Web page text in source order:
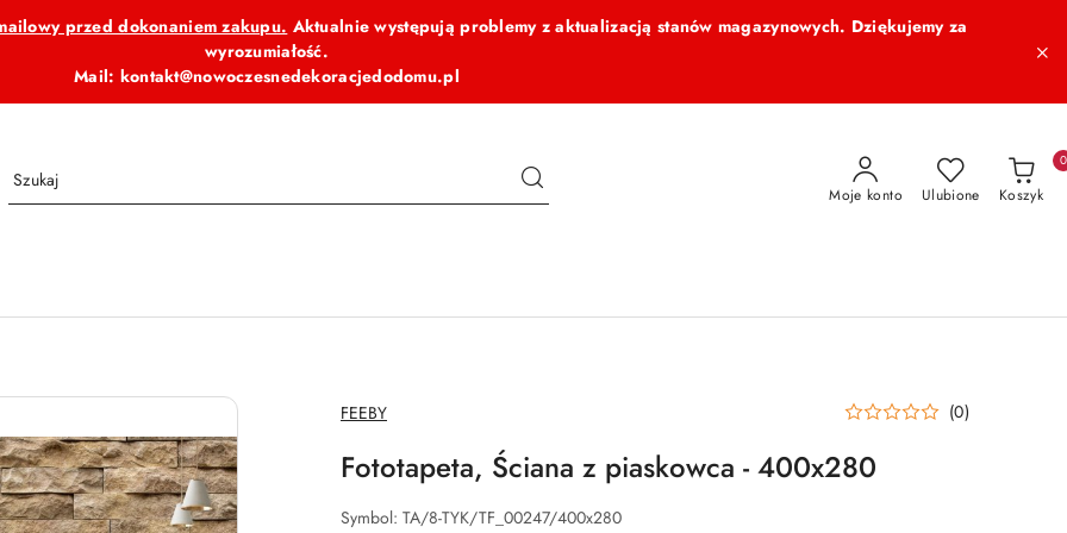
przed dokonaniem zakupu. Aktualnie występują problemy z aktualizacją stanów magazynowych. Dziękujemy za
wyrozumiałość.
Mail: kontakt@nowoczesnedekoracjedodomu.pl
Moje konto Ulubione Koszyk
0
NAZWA
PRODUCENTA:
FEEBY (0)
Fototapeta, Ściana z piaskowca - 400x280
Symbol: TA/8-TYK/TF_00247/400x280